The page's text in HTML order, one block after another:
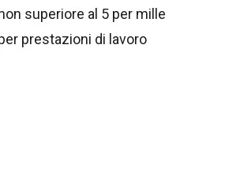
superiore al 5 per mille
prestazioni di lavoro